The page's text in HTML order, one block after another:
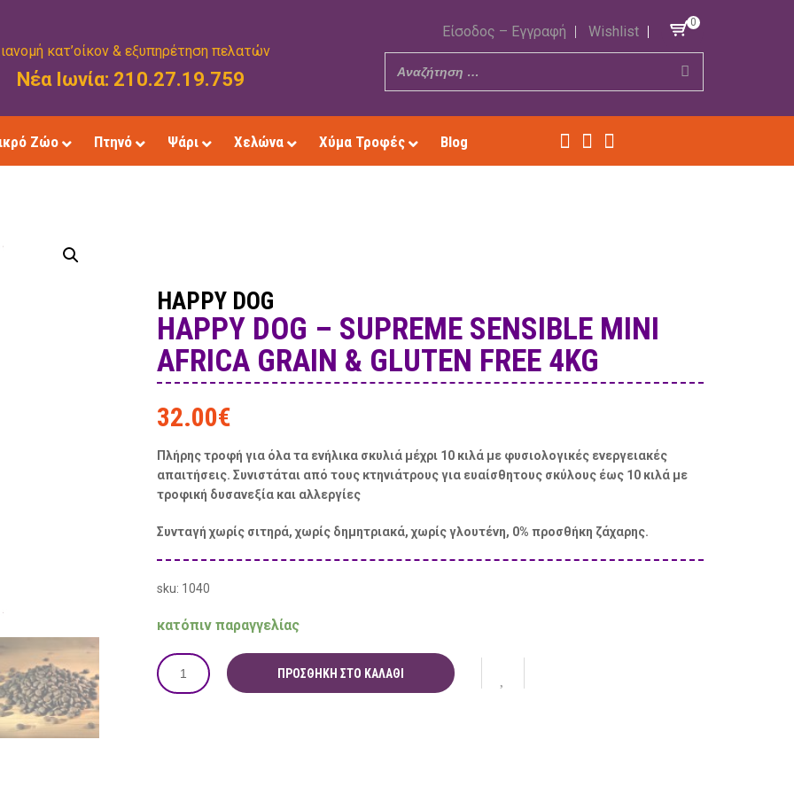
κατ’οίκον & εξυπηρέτηση πελατών
Νέα Ιωνία: 210.27.19.759
Είσοδος – Εγγραφή Wishlist
0
Ζώο Πτηνό Ψάρι Χελώνα Χύμα Τροφές Blog
HAPPY DOG
HAPPY DOG – SUPREME SENSIBLE MINI
AFRICA GRAIN & GLUTEN FREE 4KG
32.00€
Πλήρης τροφή για όλα τα ενήλικα σκυλιά μέχρι 10 κιλά με φυσιολογικές ενεργειακές
απαιτήσεις. Συνιστάται από τους κτηνιάτρους για ευαίσθητους σκύλους έως 10 κιλά με
τροφική δυσανεξία και αλλεργίες
Συνταγή χωρίς σιτηρά, χωρίς δημητριακά, χωρίς γλουτένη, 0% προσθήκη ζάχαρης.
sku: 1040
κατόπιν παραγγελίας
ΠΡΟΣΘΉΚΗ ΣΤΟ ΚΑΛΆΘΙ